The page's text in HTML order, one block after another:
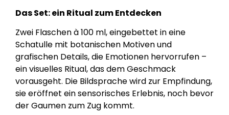
Das Set: ein Ritual zum Entdecken
Zwei Flaschen à 100 ml, eingebettet in eine
Schatulle mit botanischen Motiven und
grafischen Details, die Emotionen hervorrufen –
ein visuelles Ritual, das dem Geschmack
vorausgeht. Die Bildsprache wird zur Empfindung,
sie eröffnet ein sensorisches Erlebnis, noch bevor
der Gaumen zum Zug kommt.